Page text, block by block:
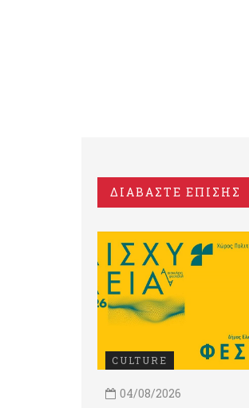
ΔΙΑΒΑΣΤΕ ΕΠΙΣΗΣ
CULTURE
04/08/2026